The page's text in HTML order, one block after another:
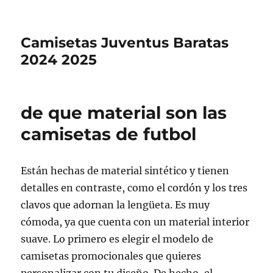
Camisetas Juventus Baratas
2024 2025
de que material son las
camisetas de futbol
Están hechas de material sintético y tienen
detalles en contraste, como el cordón y los tres
clavos que adornan la lengüeta. Es muy
cómoda, ya que cuenta con un material interior
suave. Lo primero es elegir el modelo de
camisetas promocionales que quieres